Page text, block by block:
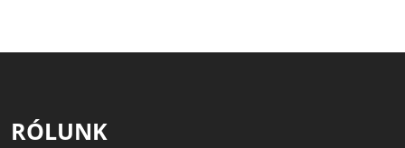
RÓLUNK